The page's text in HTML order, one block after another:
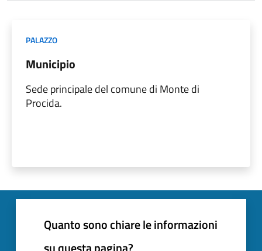
PALAZZO
Municipio
Sede principale del comune di Monte di
Procida.
Quanto sono chiare le informazioni